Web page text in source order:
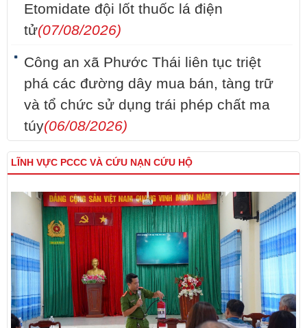
Etomidate đội lốt thuốc lá điện
tử(07/08/2026)
Công an xã Phước Thái liên tục triệt
phá các đường dây mua bán, tàng trữ
và tổ chức sử dụng trái phép chất ma
túy(06/08/2026)
LĨNH VỰC PCCC VÀ CỨU NẠN CỨU HỘ